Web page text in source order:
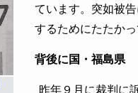
ています。突如被
するためにたたか
背後に国・福島県
昨年９月に裁判に